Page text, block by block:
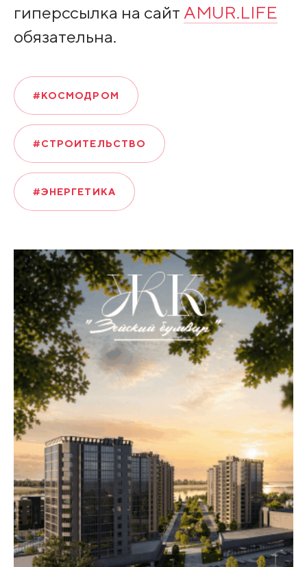
гиперссылка на сайт AMUR.LIFE
обязательна.
#КОСМОДРОМ
#СТРОИТЕЛЬСТВО
#ЭНЕРГЕТИКА